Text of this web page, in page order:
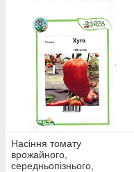
Насіння томату
врожайного,
середньопізнього,